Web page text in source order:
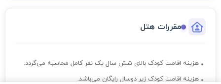
مقررات هتل
هزینه اقامت کودک بالای شش سال یک نفر کامل محاسبه می‌گردد.
هزینه اقامت کودک زیر دوسال رایگان می‌باشد.